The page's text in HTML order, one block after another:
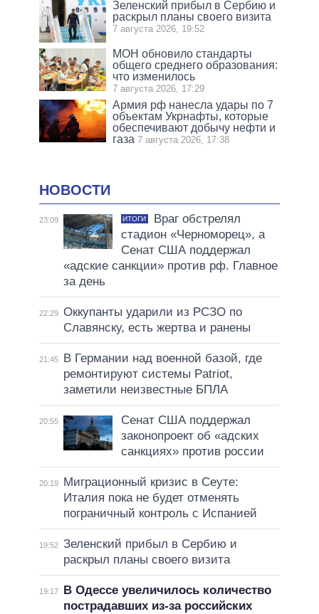
Зеленский прибыл в Сербию и
раскрыл планы своего визита
7 августа 2026, 19:52
МОН обновило стандарты
общего среднего образования:
что изменилось
7 августа 2026, 17:29
Армия рф нанесла удары по 7
объектам Укрнафты, которые
обеспечивают добычу нефти и
газа 7 августа 2026, 17:38
НОВОСТИ
23:09 ИТОГИ
Враг обстрелял
стадион «Черноморец», а
Сенат США поддержал
«адские санкции» против рф. Главное
за день
22:29 Оккупанты ударили из РСЗО по
Славянску, есть жертва и ранены
21:45
В Германии над военной базой, где
ремонтируют системы Patriot,
заметили неизвестные БПЛА
20:55
Сенат США поддержал
законопроект об «адских
санкциях» против россии
20:19
Миграционный кризис в Сеуте:
Италия пока не будет отменять
пограничный контроль с Испанией
19:52 Зеленский прибыл в Сербию и
раскрыл планы своего визита
19:17
В Одессе увеличилось количество
пострадавших из-за российских